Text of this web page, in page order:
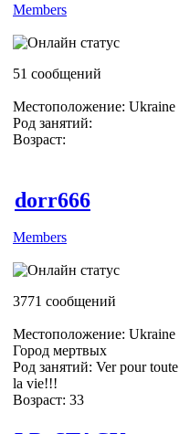
Members
51 сообщений
Местоположение: Ukraine
Род занятий:
Возраст:
dorr666
Members
3771 сообщений
Местоположение: Ukraine
Город мертвых
Род занятий: Ver pour toute
la vie!!!
Возраст: 33